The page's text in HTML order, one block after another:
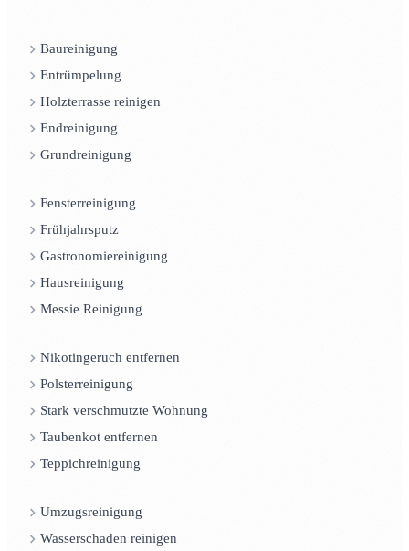
Baureinigung
Entrümpelung
Holzterrasse reinigen
Endreinigung
Grundreinigung
Fensterreinigung
Frühjahrsputz
Gastronomiereinigung
Hausreinigung
Messie Reinigung
Nikotingeruch entfernen
Polsterreinigung
Stark verschmutzte Wohnung
Taubenkot entfernen
Teppichreinigung
Umzugsreinigung
Wasserschaden reinigen